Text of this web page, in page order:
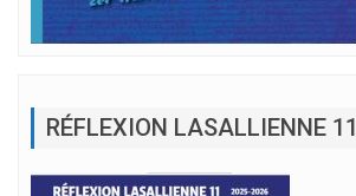
RÉFLEXION LASALLIENNE 11